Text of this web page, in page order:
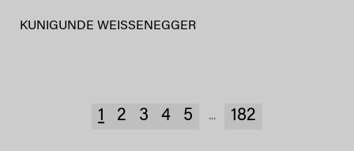
KUNIGUNDE WEISSENEGGER
1 2 3 4 5 ... 182